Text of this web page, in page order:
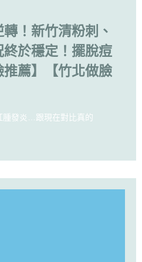
！新竹清粉刺、
於穩定！擺脫痘
薦】【竹北做臉
腫發炎…跟現在對比真的